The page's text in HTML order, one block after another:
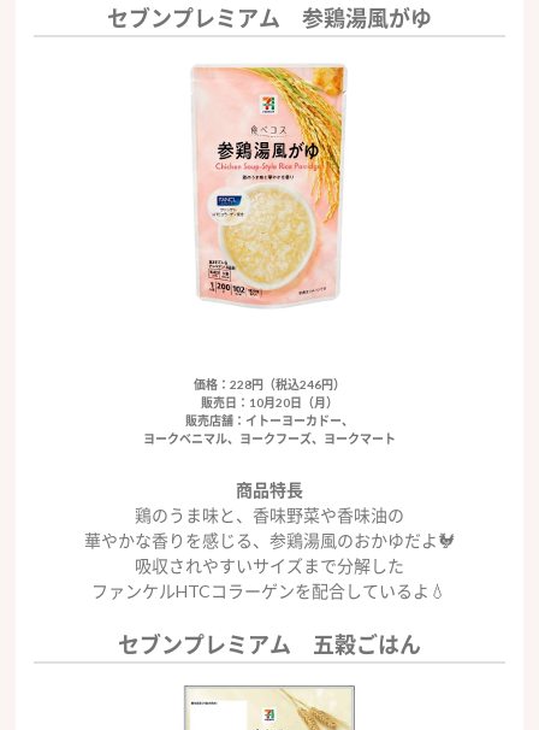
セブンプレミアム 参鶏湯風がゆ
価格：228円（税込246円）
販売日：10月20日（月）
販売店舗：イトーヨーカドー、
ヨークベニマル、ヨークフーズ、ヨークマート
商品特長
鶏のうま味と、香味野菜や香味油の
華やかな香りを感じる、参鶏湯風のおかゆだよ🐓
吸収されやすいサイズまで分解した
ファンケルHTCコラーゲンを配合しているよ💧
セブンプレミアム 五穀ごはん